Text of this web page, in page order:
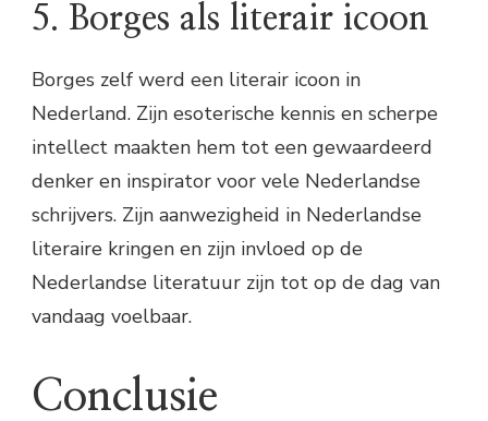
5. Borges als literair icoon
Borges zelf werd een literair icoon in
Nederland. Zijn esoterische kennis en scherpe
intellect maakten hem tot een gewaardeerd
denker en inspirator voor vele Nederlandse
schrijvers. Zijn aanwezigheid in Nederlandse
literaire kringen en zijn invloed op de
Nederlandse literatuur zijn tot op de dag van
vandaag voelbaar.
Conclusie